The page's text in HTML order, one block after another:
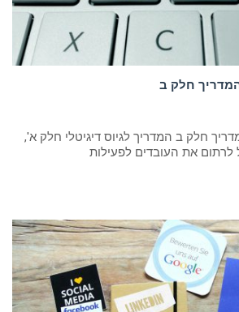
המדריך חלק ב
חלק ב המדריך לגיוס דיגיטלי חלק א',
את העובדים לפעילות